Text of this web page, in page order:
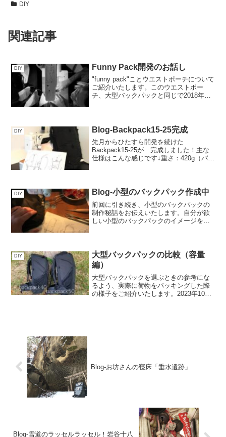
DIY
関連記事
DIY Funny Pack開発のお話し
"funny pack"ことウエストポーチについて
ご紹介いたします。このウエストポー
チ、大型バックパックと同じで2018年の
がなんと...
DIY Blog-Backpack15-25完成
先月からひたすら開発を続けた
Backpack15-25が…完成しました！主な
仕様はこんな感じです↓重さ：420g（パッ
を...
DIY Blog-小型のバックパック作成中
前回に引き続き、小型のバックパックの
制作秘話をお伝えいたします。自分が欲
しい小型のバックパックのイメージをも
比較的まともな頭でピコピコ...
DIY
大型バックパックの比較（容量
編）
大型バックパックを選ぶときの参考にな
るよう、実際に荷物をパッキングした際
の様子をご紹介いたします。2023年10
Blog-お坊さんの寝床「垂水遺跡」
Blog-雪道のラッセルラッセル！岩谷十八